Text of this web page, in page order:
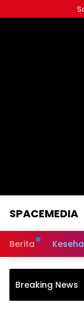
to
SPACEMEDIA
Berita
Breaking News
Transformasi